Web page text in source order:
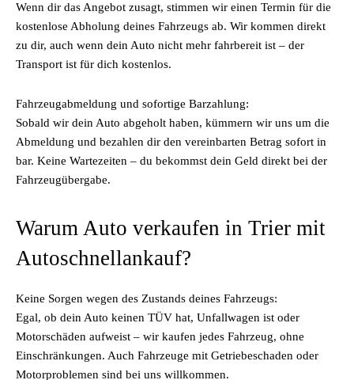
Wenn dir das Angebot zusagt, stimmen wir einen Termin für die
kostenlose Abholung deines Fahrzeugs ab. Wir kommen direkt
zu dir, auch wenn dein Auto nicht mehr fahrbereit ist – der
Transport ist für dich kostenlos.
Fahrzeugabmeldung und sofortige Barzahlung:
Sobald wir dein Auto abgeholt haben, kümmern wir uns um die
Abmeldung und bezahlen dir den vereinbarten Betrag sofort in
bar. Keine Wartezeiten – du bekommst dein Geld direkt bei der
Fahrzeugübergabe.
Warum Auto verkaufen in Trier mit
Autoschnellankauf?
Keine Sorgen wegen des Zustands deines Fahrzeugs:
Egal, ob dein Auto keinen TÜV hat, Unfallwagen ist oder
Motorschäden aufweist – wir kaufen jedes Fahrzeug, ohne
Einschränkungen. Auch Fahrzeuge mit Getriebeschaden oder
Motorproblemen sind bei uns willkommen.